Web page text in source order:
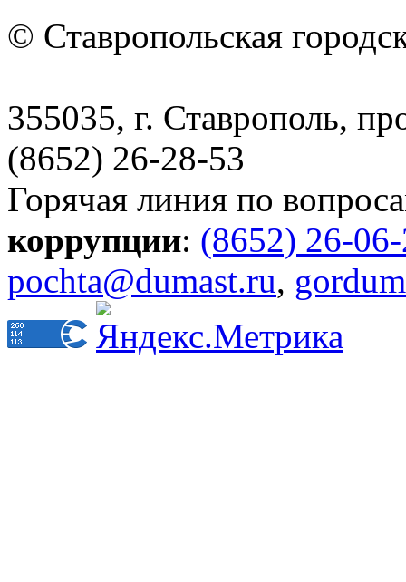
© Ставропольская
355035, г. Ставрополь,
(8652) 26-28-53
Горячая линия по
коррупции: (8652) 26-
pochta@dumast.ru,